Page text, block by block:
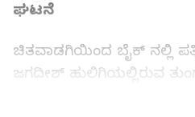
ಘಟನೆ
ಚಿತವಾಡಗಿಯಿಂದ ಬೈಕ್ ನಲ್ಲಿ
ಜಗದೀಶ್ ಹುಲಿಗಿಯಲ್ಲಿರುವ